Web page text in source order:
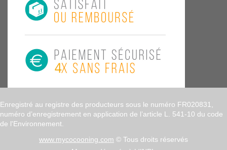
Enregistré au registre des producteurs sous le numéro FR020831,
numéro d’enregistrement en application de l’article L. 541-10 du code
de l'Environnement.
www.mycocooning.com © Tous droits réservés